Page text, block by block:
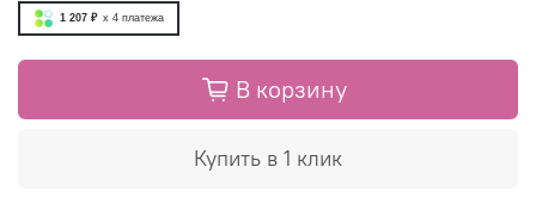
1 207 ₽ x 4 платежа
В корзину
Купить в 1 клик